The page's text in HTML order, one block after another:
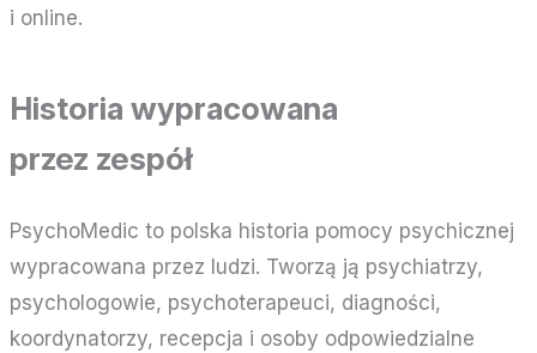
i online.
Historia wypracowana
przez zespół
PsychoMedic to polska historia pomocy psychicznej
wypracowana przez ludzi. Tworzą ją psychiatrzy,
psychologowie, psychoterapeuci, diagności,
koordynatorzy, recepcja i osoby odpowiedzialne